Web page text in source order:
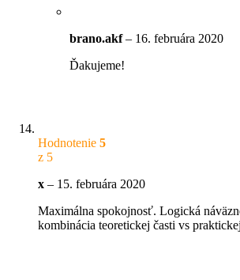
brano.akf– 16. februára 2020
Ďakujeme!
Hodnotenie 5
z 5
x – 15. februára 2020
Maximálna spokojnosť. Logická
kombinácia teoretickej časti vs